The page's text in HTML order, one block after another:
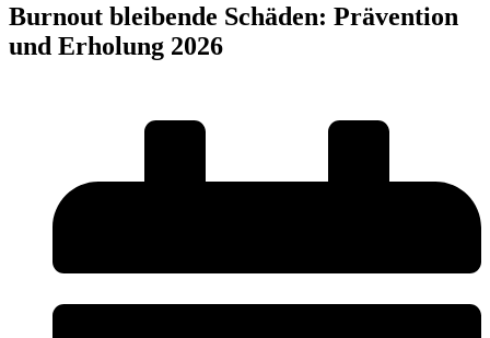
Burnout bleibende Schäden: Prävention
und Erholung 2026